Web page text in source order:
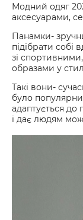
Модний одяг
аксесуарами,
Панамки-
підібрати собі
зі
образами у
Такі вони-
було
адаптується
і дає людям